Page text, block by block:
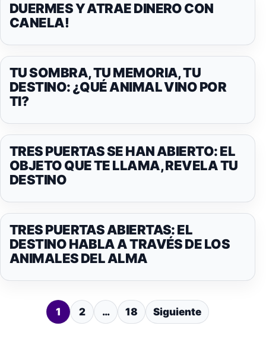
DUERMES Y ATRAE DINERO CON
CANELA!
TU SOMBRA, TU MEMORIA, TU
DESTINO: ¿QUÉ ANIMAL VINO POR
TI?
TRES PUERTAS SE HAN ABIERTO: EL
OBJETO QUE TE LLAMA, REVELA TU
DESTINO
TRES PUERTAS ABIERTAS: EL
DESTINO HABLA A TRAVÉS DE LOS
ANIMALES DEL ALMA
PAGINACIÓN
1 2 … 18 Siguiente